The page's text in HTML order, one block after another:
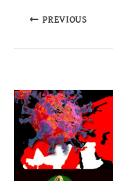
PREVIOUS